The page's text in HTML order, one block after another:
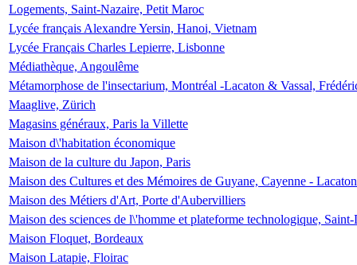
Logements, Saint-Nazaire, Petit Maroc
Lycée français Alexandre Yersin, Hanoi, Vietnam
Lycée Français Charles Lepierre, Lisbonne
Médiathèque, Angoulême
Métamorphose de l'insectarium, Montréal -Lacaton & Vassal,
Maaglive, Zürich
Magasins généraux, Paris la Villette
Maison d\'habitation économique
Maison de la culture du Japon, Paris
Maison des Cultures et des Mémoires de Guyane, Cayenne -
Maison des Métiers d'Art, Porte d'Aubervilliers
Maison des sciences de l\'homme et plateforme technologique,
Maison Floquet, Bordeaux
Maison Latapie, Floirac